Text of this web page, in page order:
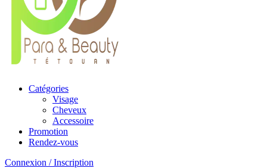
Catégories
Visage
Cheveux
Accessoire
Promotion
Rendez-vous
Connexion / Inscription